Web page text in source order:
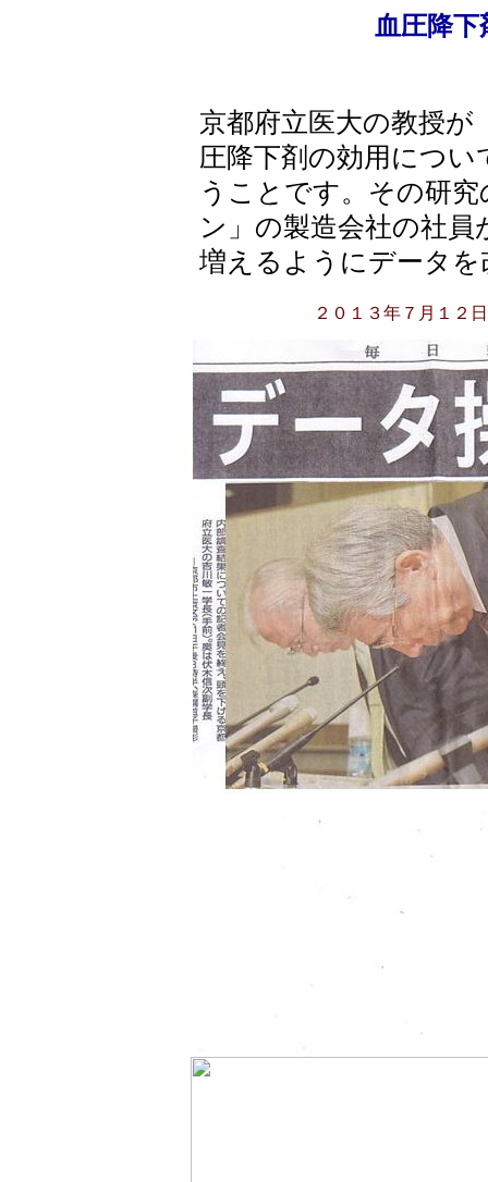
血圧降
京都府立医大の教授
圧降下剤の効用につ
うことです。その研
ン」の製造会社の社
増えるようにデータ
２０１３年７月１